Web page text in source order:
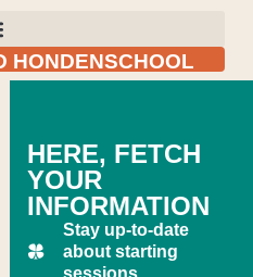
HONDENSCHOOL
HERE, FETCH
YOUR
INFORMATION
Stay up-to-date
about starting
sessions